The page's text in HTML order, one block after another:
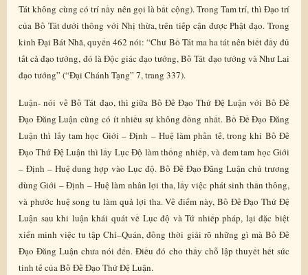
Tát không cùng có trí nầy nên gọi là bất cộng). Trong Tam trí, thì Đạo trí
của Bồ Tát dưới thông với Nhị thừa, trên tiếp cận được Phật đạo. Trong
kinh Đại Bát Nhã, quyển 462 nói: “Chư Bồ Tát ma ha tát nên biết đầy đủ
tất cả đạo tướng, đó là Độc giác đạo tướng, Bồ Tát đạo tướng và Như Lai
đạo tướng” (“Đại Chánh Tạng” 7, trang 337).
Luận- nói về Bồ Tát đạo, thì giữa Bồ Đề Đạo Thứ Đệ Luận với Bồ Đề
Đạo Đăng Luận cũng có ít nhiều sự không đồng nhất. Bồ Đề Đạo Đăng
Luận thì lấy tam học Giới – Định – Huệ làm phần tế, trong khi Bồ Đề
Đạo Thứ Đệ Luận thì lấy Lục Độ làm thống nhiếp, và đem tam học Giới
– Định – Huệ dung hợp vào Lục độ. Bồ Đề Đạo Đăng Luận chủ trương
dùng Giới – Định – Huệ làm nhân lợi tha, lấy việc phát sinh thần thông,
và phước huệ song tu làm quả lợi tha. Về điểm này, Bồ Đề Đạo Thứ Đệ
Luận sau khi luận khái quát về Lục độ và Tứ nhiếp pháp, lại đặc biệt
xiển minh việc tu tập Chỉ–Quán, đồng thời giải rõ những gì mà Bồ Đề
Đạo Đăng Luận chưa nói đến. Điều đó cho thấy chỗ lập thuyết hết sức
tinh tế của Bồ Đề Đạo Thứ Đệ Luận.